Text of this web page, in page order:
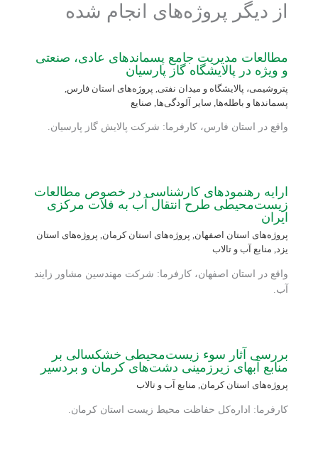
از دیگر پروژه‌های انجام شده
مطالعات مدیریت جامع پسماندهای عادی، صنعتی
و ویژه در پالایشگاه گاز پارسیان
پتروشیمی، پالایشگاه و میدان نفتی پروژه‌های استان فارس
پسماندها و باطله‌ها سایر آلودگی‌ها صنایع
واقع در استان فارس، کارفرما: شرکت پالایش گاز پارسیان.
ارایه رهنمودهای کارشناسی در خصوص مطالعات
زیست‌محیطی طرح انتقال آب به فلات مرکزی
ایران
پروژه‌های استان اصفهان, پروژه‌های استان کرمان, پروژه‌های استان
یزد, منابع آب و تالاب
واقع در استان اصفهان، کارفرما: شرکت مهندسین مشاور زایند
آب.
بررسی آثار سوء زیست‌محیطی خشکسالی بر
منابع آبهای زیرزمینی دشت‌های کرمان و بردسیر
پروژه‌های استان کرمان, منابع آب و تالاب
کارفرما: اداره‌کل حفاظت محیط زیست استان کرمان.